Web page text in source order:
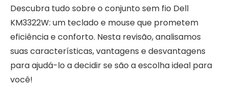
Descubra tudo sobre o conjunto sem fio Dell
KM3322W: um teclado e mouse que prometem
eficiência e conforto. Nesta revisão, analisamos
suas características, vantagens e desvantagens
para ajudá-lo a decidir se são a escolha ideal para
você!